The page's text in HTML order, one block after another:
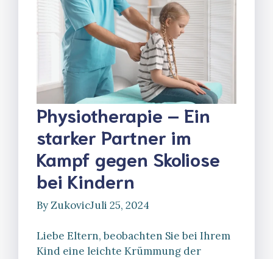
Physiotherapie – Ein
starker Partner im
Kampf gegen Skoliose
bei Kindern
ByZukovicJuli 25, 2024
Liebe Eltern, beobachten Sie bei Ihrem
Kind eine leichte Krümmung der